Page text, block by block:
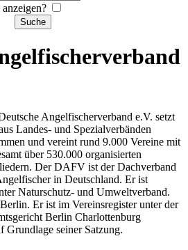
anzeigen?
Angelfischerverband e.V. setzt
Landes- und Spezialverbänden
und vereint rund 9.000 Vereine mit
über 530.000 organisierten
Der DAFV ist der Dachverband
in Deutschland. Er ist
Naturschutz- und Umweltverband.
Er ist im Vereinsregister unter der
Berlin Charlottenburg
Grundlage seiner Satzung.